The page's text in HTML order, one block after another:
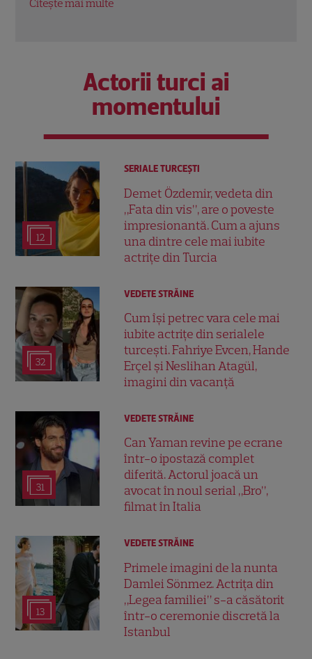
Actorii turci ai
momentului
12
SERIALE TURCEŞTI
Demet Özdemir, vedeta din
„Fata din vis”, are o poveste
impresionantă. Cum a ajuns
una dintre cele mai iubite
actrițe din Turcia
32
VEDETE STRĂINE
Cum își petrec vara cele mai
iubite actrițe din serialele
turcești. Fahriye Evcen, Hande
Erçel și Neslihan Atagül,
imagini din vacanță
31
VEDETE STRĂINE
Can Yaman revine pe ecrane
într-o ipostază complet
diferită. Actorul joacă un
avocat în noul serial „Bro”,
filmat în Italia
13
VEDETE STRĂINE
Primele imagini de la nunta
Damlei Sönmez. Actrița din
„Legea familiei” s-a căsătorit
într-o ceremonie discretă la
Istanbul